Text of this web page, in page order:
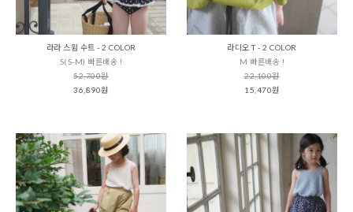
라라 스윔 수트 - 2 COLOR
S(S-M) 빠른배송 !
52,700원
36,890원
라디오 T - 2 COLOR
M 빠른배송 !
22,100원
15,470원